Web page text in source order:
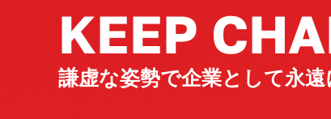
KEEP
謙虚な姿勢で企業として永